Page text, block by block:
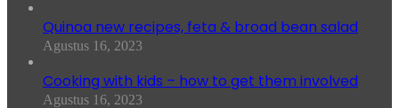
Quinoa new recipes, feta & broad bean salad
Agustus 16, 2023
Cooking with kids – how to get them involved
Agustus 16, 2023